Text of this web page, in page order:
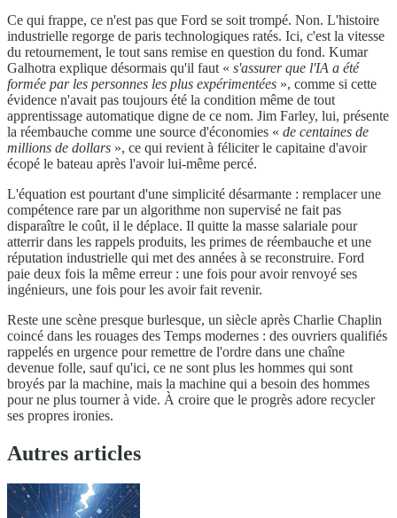
Ce qui frappe, ce n'est pas que Ford se soit trompé. Non. L'histoire
industrielle regorge de paris technologiques ratés. Ici, c'est la vitesse
du retournement, le tout sans remise en question du fond. Kumar
Galhotra explique désormais qu'il faut « s'assurer que l'IA a été
formée par les personnes les plus expérimentées », comme si cette
évidence n'avait pas toujours été la condition même de tout
apprentissage automatique digne de ce nom. Jim Farley, lui, présente
la réembauche comme une source d'économies « de centaines de
millions de dollars », ce qui revient à féliciter le capitaine d'avoir
écopé le bateau après l'avoir lui-même percé.
L'équation est pourtant d'une simplicité désarmante : remplacer une
compétence rare par un algorithme non supervisé ne fait pas
disparaître le coût, il le déplace. Il quitte la masse salariale pour
atterrir dans les rappels produits, les primes de réembauche et une
réputation industrielle qui met des années à se reconstruire. Ford
paie deux fois la même erreur : une fois pour avoir renvoyé ses
ingénieurs, une fois pour les avoir fait revenir.
Reste une scène presque burlesque, un siècle après Charlie Chaplin
coincé dans les rouages des Temps modernes : des ouvriers qualifiés
rappelés en urgence pour remettre de l'ordre dans une chaîne
devenue folle, sauf qu'ici, ce ne sont plus les hommes qui sont
broyés par la machine, mais la machine qui a besoin des hommes
pour ne plus tourner à vide. À croire que le progrès adore recycler
ses propres ironies.
Autres articles